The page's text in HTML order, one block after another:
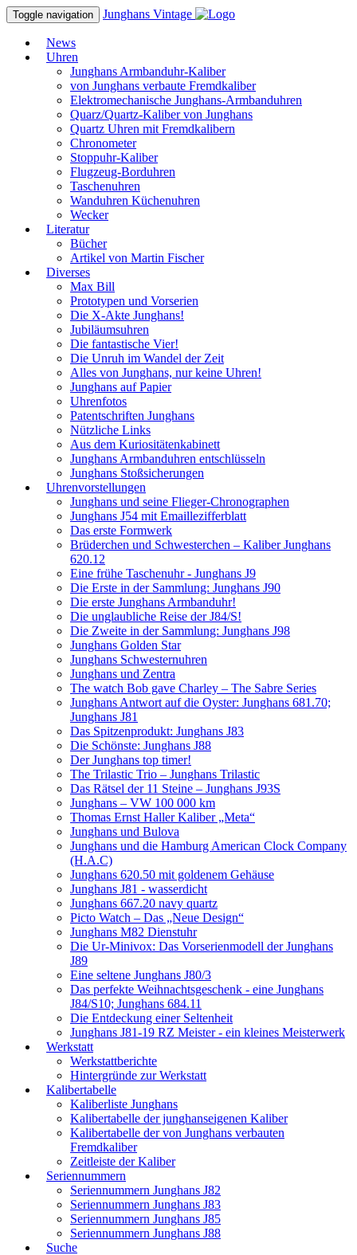
Toggle navigation Junghans Vintage
News
Uhren
Junghans Armbanduhr-Kaliber
von Junghans verbaute Fremdkaliber
Elektromechanische Junghans-Armbanduhren
Quarz/Quartz-Kaliber von Junghans
Quartz Uhren mit Fremdkalibern
Chronometer
Stoppuhr-Kaliber
Flugzeug-Borduhren
Taschenuhren
Wanduhren Küchenuhren
Wecker
Literatur
Bücher
Artikel von Martin Fischer
Diverses
Max Bill
Prototypen und Vorserien
Die X-Akte Junghans!
Jubiläumsuhren
Die fantastische Vier!
Die Unruh im Wandel der Zeit
Alles von Junghans, nur keine Uhren!
Junghans auf Papier
Uhrenfotos
Patentschriften Junghans
Nützliche Links
Aus dem Kuriositätenkabinett
Junghans Armbanduhren entschlüsseln
Junghans Stoßsicherungen
Uhrenvorstellungen
Junghans und seine Flieger-Chronographen
Junghans J54 mit Emaillezifferblatt
Das erste Formwerk
Brüderchen und Schwesterchen – Kaliber Junghans
620.12
Eine frühe Taschenuhr - Junghans J9
Die Erste in der Sammlung: Junghans J90
Die erste Junghans Armbanduhr!
Die unglaubliche Reise der J84/S!
Die Zweite in der Sammlung: Junghans J98
Junghans Golden Star
Junghans Schwesternuhren
Junghans und Zentra
The watch Bob gave Charley – The Sabre Series
Junghans Antwort auf die Oyster: Junghans 681.70;
Junghans J81
Das Spitzenprodukt: Junghans J83
Die Schönste: Junghans J88
Der Junghans top timer!
The Trilastic Trio – Junghans Trilastic
Das Rätsel der 11 Steine – Junghans J93S
Junghans – VW 100 000 km
Thomas Ernst Haller Kaliber „Meta“
Junghans und Bulova
Junghans und die Hamburg American Clock Company
(H.A.C)
Junghans 620.50 mit goldenem Gehäuse
Junghans J81 - wasserdicht
Junghans 667.20 navy quartz
Picto Watch – Das „Neue Design“
Junghans M82 Dienstuhr
Die Ur-Minivox: Das Vorserienmodell der Junghans
J89
Eine seltene Junghans J80/3
Das perfekte Weihnachtsgeschenk - eine Junghans
J84/S10; Junghans 684.11
Die Entdeckung einer Seltenheit
Junghans J81-19 RZ Meister - ein kleines Meisterwerk
Werkstatt
Werkstattberichte
Hintergründe zur Werkstatt
Kalibertabelle
Kaliberliste Junghans
Kalibertabelle der junghanseigenen Kaliber
Kalibertabelle der von Junghans verbauten
Fremdkaliber
Zeitleiste der Kaliber
Seriennummern
Seriennummern Junghans J82
Seriennummern Junghans J83
Seriennummern Junghans J85
Seriennummern Junghans J88
Suche